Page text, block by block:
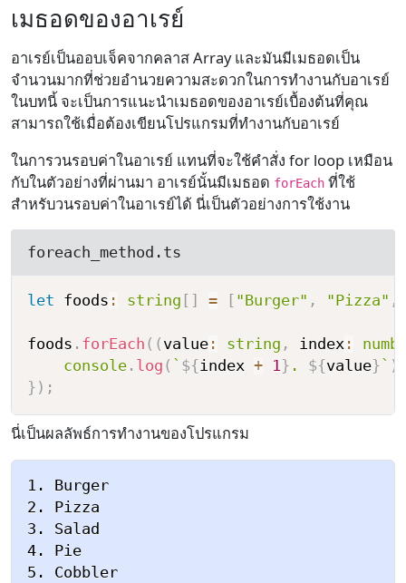
เมธอดของอาเรย์
อาเรย์เป็นออบเจ็คจากคลาส Array และมันมีเมธอดเป็น
จำนวนมากที่ช่วยอำนวยความสะดวกในการทำงานกับอาเรย์
ในบทนี้ จะเป็นการแนะนำเมธอดของอาเรย์เบื้องต้นที่คุณ
สามารถใช้เมื่อต้องเขียนโปรแกรมที่ทำงานกับอาเรย์
ในการวนรอบค่าในอาเรย์ แทนที่จะใช้คำสั่ง for loop เหมือน
กับในตัวอย่างที่ผ่านมา อาเรย์นั้นมีเมธอด forEach ที่ใช้
สำหรับวนรอบค่าในอาเรย์ได้ นี่เป็นตัวอย่างการใช้งาน
foreach_method.ts
let foods : string = "Burger" , "Pizza" ,
foods . forEach ( ( value: string , index:
console. log ( ` ${ index + 1 } . ${ value} ` )
} ) ;
นี่เป็นผลลัพธ์การทำงานของโปรแกรม
1. Burger
2. Pizza
3. Salad
4. Pie
5. Cobbler